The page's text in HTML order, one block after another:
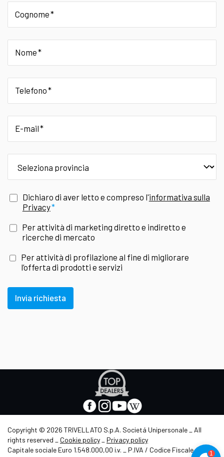
Cognome
Nome
Telefono
E-mail
Dichiaro di aver letto e compreso l'informativa sulla
Privacy
Per attività di marketing diretto e indiretto e
ricerche di mercato
Per attività di profilazione al fine di migliorare
l’offerta di prodotti e servizi
Invia richiesta
scheda
facebook
-
in
nuova
scheda
instagram
-
in
nuova
scheda
youtube
-
in
nuova
scheda
wikipedia
-
in
nuova
scheda
Copyright © 2026 TRIVELLATO S.p.A. Societá Unipersonale _ All
rights reserved _ Cookie policy
Privacy policy
Capitale sociale Euro 1.548.000,00 i.v. _ P.IVA / Codice Fiscale /
1